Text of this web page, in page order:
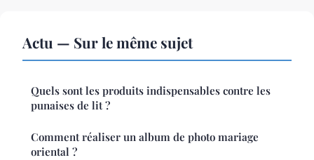
Actu — Sur le même sujet
Quels sont les produits indispensables contre les
punaises de lit ?
Comment réaliser un album de photo mariage
oriental ?